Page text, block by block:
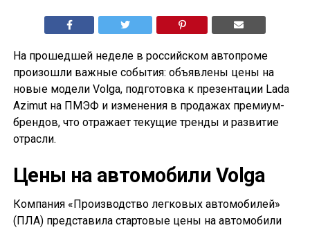
На прошедшей неделе в российском автопроме
произошли важные события: объявлены цены на
новые модели Volga, подготовка к презентации Lada
Azimut на ПМЭФ и изменения в продажах премиум-
брендов, что отражает текущие тренды и развитие
отрасли.
Цены на автомобили Volga
Компания «Производство легковых автомобилей»
(ПЛА) представила стартовые цены на автомобили